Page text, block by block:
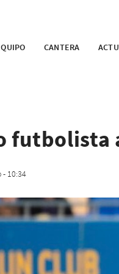
CANTERA
futbolista
- 10:34